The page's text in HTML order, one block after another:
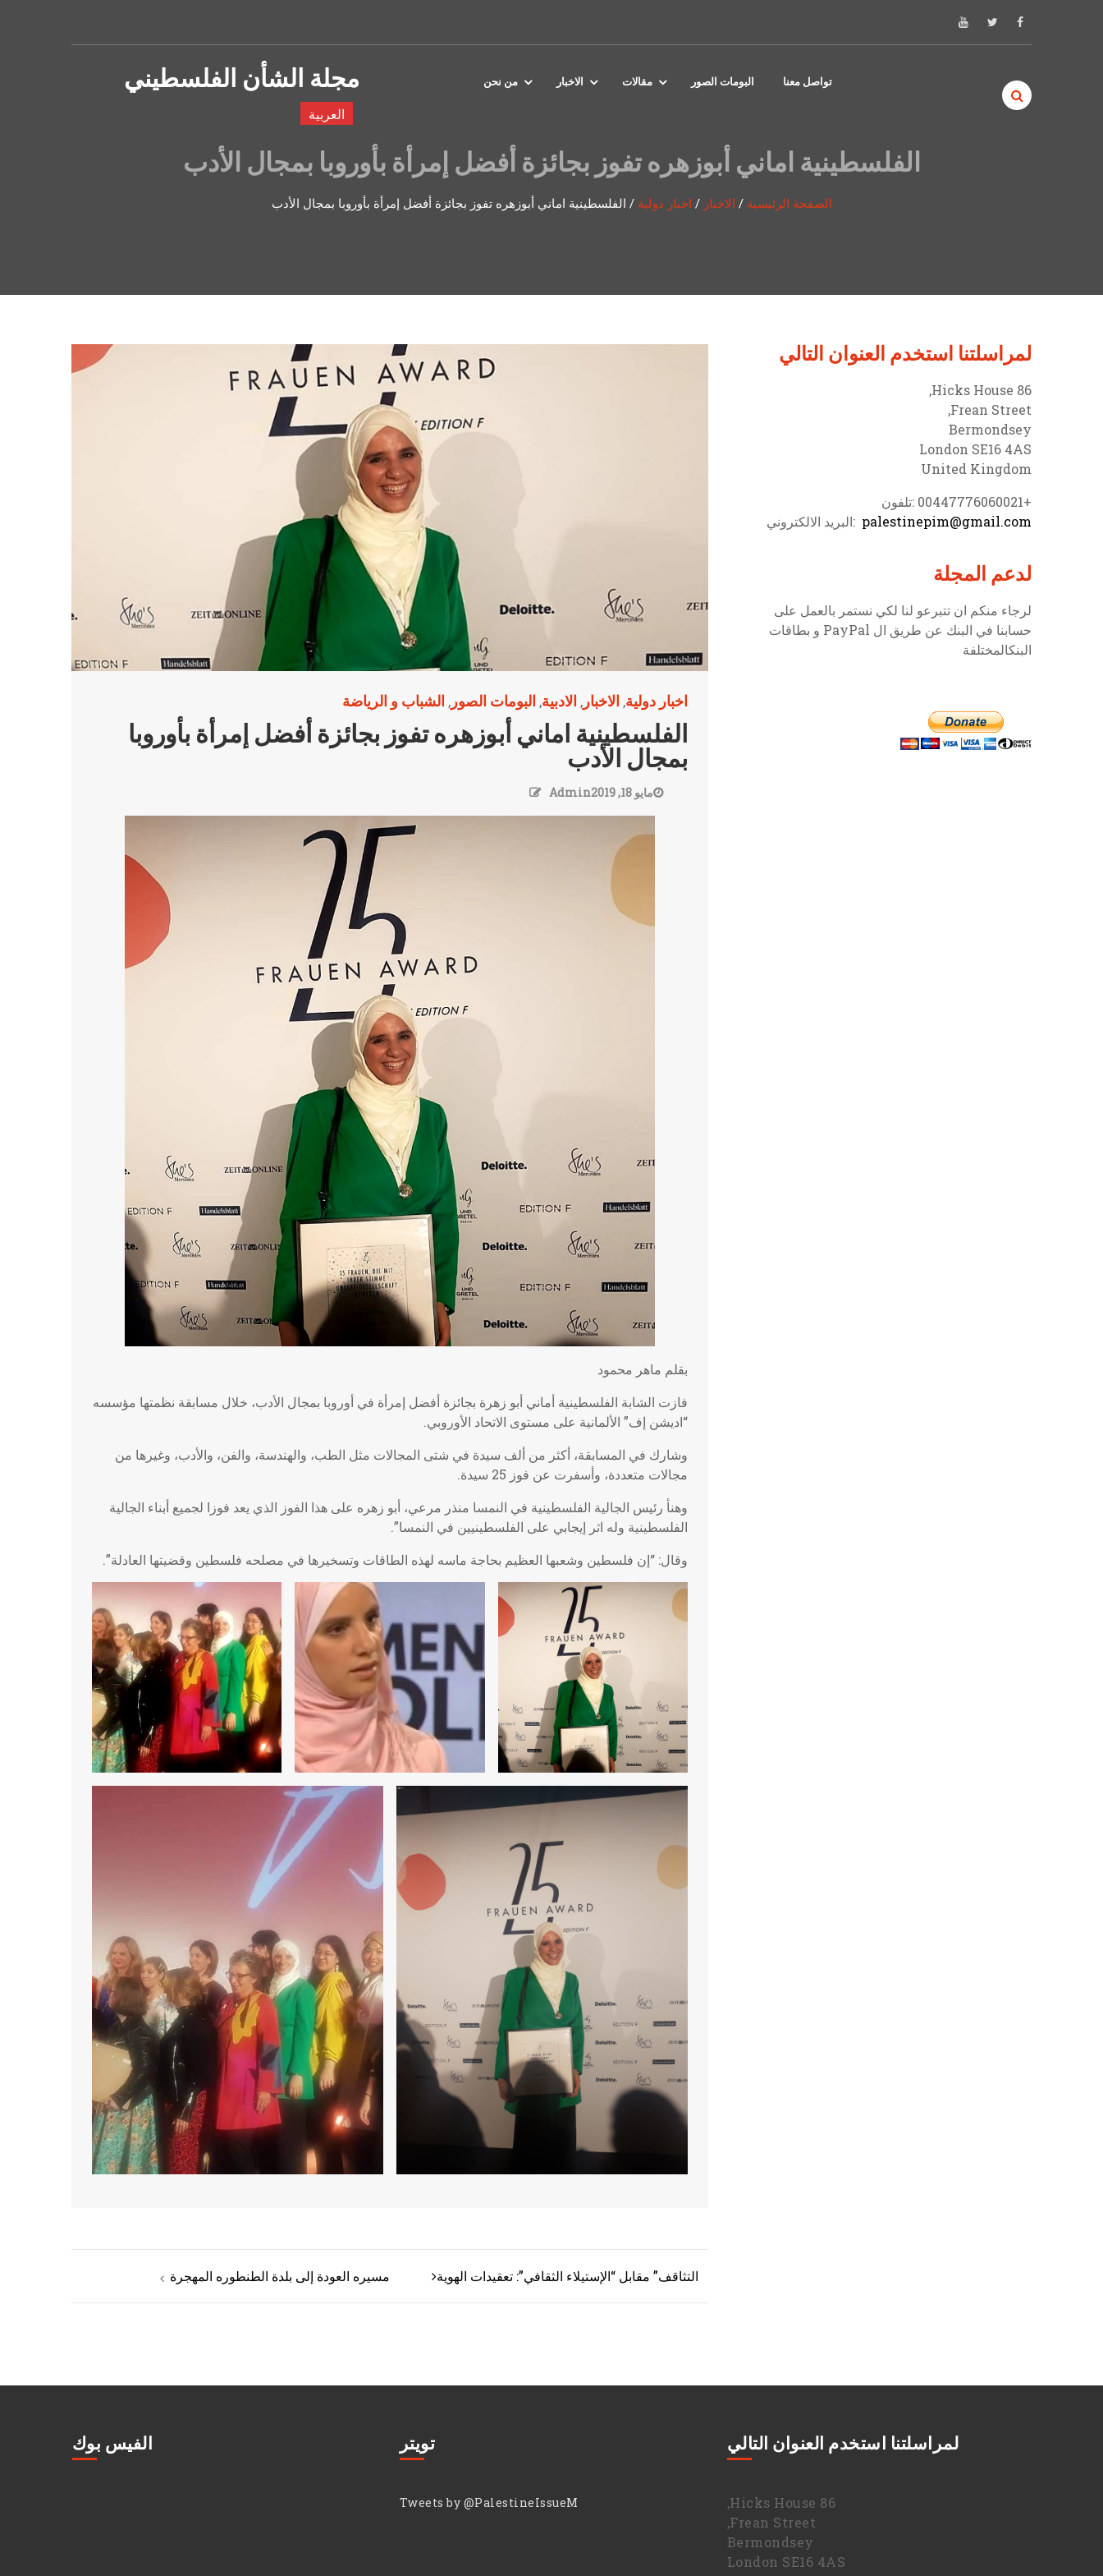
مجلة الشأن الفلسطيني
العربية
من نحن الاخبار مقالات البومات الصور تواصل معنا
الفلسطينية اماني أبوزهره تفوز بجائزة أفضل إمرأة بأوروبا بمجال الأدب
الصفحة الرئيسية / الاخبار / اخبار دولية / الفلسطينية اماني أبوزهره تفوز بجائزة أفضل إمرأة بأوروبا بمجال الأدب
اخبار دولية, الاخبار , الادبية, البومات الصور , الشباب و الرياضة
الفلسطينية اماني أبوزهره تفوز بجائزة أفضل إمرأة بأوروبا
بمجال الأدب
مايو 18, 2019 Admin
بقلم ماهر محمود
فازت الشابة الفلسطينية أماني أبو زهرة بجائزة أفضل إمرأة في أوروبا بمجال الأدب، خلال مسابقة نظمتها مؤسسه
“اديشن إف” الألمانية على مستوى الاتحاد الأوروبي.
وشارك في المسابقة، أكثر من ألف سيدة في شتى المجالات مثل الطب، والهندسة، والفن، والأدب، وغيرها من
مجالات متعددة، وأسفرت عن فوز 25 سيدة.
وهنأ رئيس الجالية الفلسطينية في النمسا منذر مرعي، أبو زهره على هذا الفوز الذي يعد فوزا لجميع أبناء الجالية
الفلسطينية وله اثر إيجابي على الفلسطينيين في النمسا”.
وقال: “إن فلسطين وشعبها العظيم بحاجة ماسه لهذه الطاقات وتسخيرها في مصلحه فلسطين وقضيتها العادلة”.
تصفّح المقالات
مسيره العودة إلى بلدة الطنطوره المهجرة التثاقف” مقابل “الإستيلاء الثقافي”: تعقيدات الهوية
لمراسلتنا استخدم العنوان التالي
86 Hicks House,
Frean Street,
Bermondsey
London SE16 4AS
United Kingdom
+00447776060021 :تلفون
palestinepim@gmail.com :البريد الالكتروني
لدعم المجلة
لرجاء منكم ان تتبرعو لنا لكي نستمر بالعمل على
حسابنا في البنك عن طريق ال PayPal و بطاقات
البنكالمختلفة
الفيس بوك تويتر
Tweets by @PalestineIssueM
لمراسلتنا استخدم العنوان التالي
86 Hicks House,
Frean Street,
Bermondsey
London SE16 4AS